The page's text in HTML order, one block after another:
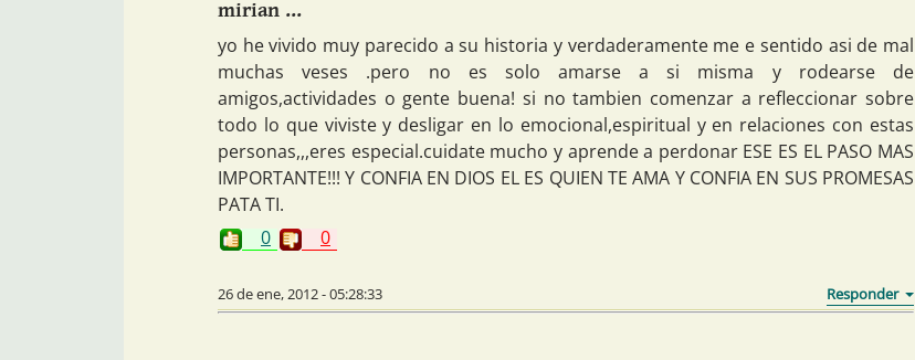
mirian ...
yo he vivido muy parecido a su historia y verdaderamente me e sentido asi de mal
muchas veses .pero no es solo amarse a si misma y rodearse de
amigos,actividades o gente buena! si no tambien comenzar a refleccionar sobre
todo lo que viviste y desligar en lo emocional,espiritual y en relaciones con estas
personas,,,eres especial.cuidate mucho y aprende a perdonar ESE ES EL PASO MAS
IMPORTANTE!!! Y CONFIA EN DIOS EL ES QUIEN TE AMA Y CONFIA EN SUS PROMESAS
PATA TI.
0
0
26 de ene, 2012 - 05:28:33